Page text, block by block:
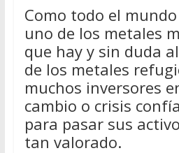
Como todo el
uno de los metales
que hay y sin duda
de los metales
muchos inversores
cambio o crisis
para pasar sus
tan valorado.